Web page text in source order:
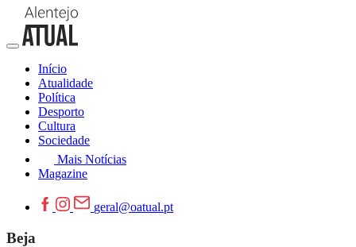
Início
Atualidade
Política
Desporto
Cultura
Sociedade
Mais Notícias
Magazine
geral@oatual.pt
Beja